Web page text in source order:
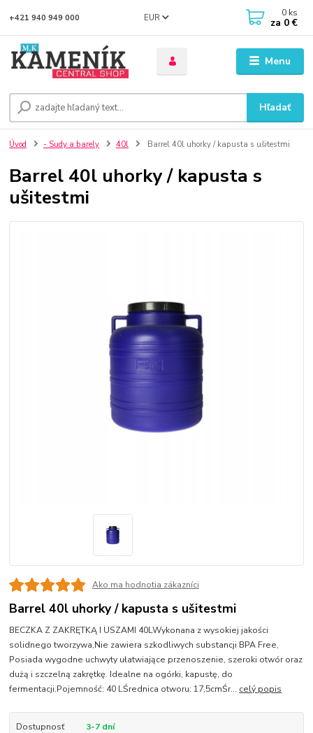
Menu
EUR
Hľadať
+421 940 949 000 0 ks
za 0 €
Úvod - Sudy a barely 40l Barrel 40l uhorky / kapusta s ušitestmi
Barrel 40l uhorky / kapusta s
ušitestmi
Ako ma hodnotia zákazníci
Barrel 40l uhorky / kapusta s ušitestmi
BECZKA Z ZAKRĘTKĄ I USZAMI 40LWykonana z wysokiej jakości
solidnego tworzywa,Nie zawiera szkodliwych substancji BPA Free,
Posiada wygodne uchwyty ułatwiające przenoszenie, szeroki otwór oraz
dużą i szczelną zakrętkę. Idealne na ogórki, kapustę, do
fermentacji.Pojemność: 40 LŚrednica otworu: 17,5cmŚr... celý popis
Dostupnosť 3-7 dní